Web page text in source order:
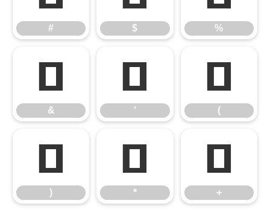
# $ %
&
&
'
'
(
(
)
)
*
*
+
+